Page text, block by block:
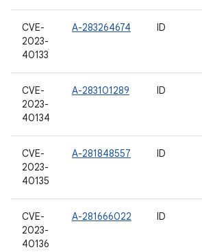
CVE-
2023-
40133
A-283264674 ID
CVE-
2023-
40134
A-283101289 ID
CVE-
2023-
40135
A-281848557 ID
CVE-
2023-
40136
A-281666022 ID